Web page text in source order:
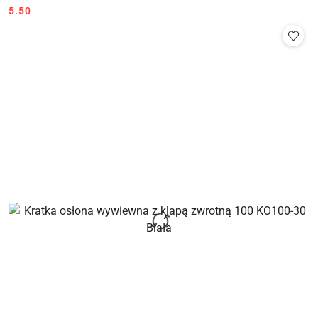
Cena:
Cena:
5.50